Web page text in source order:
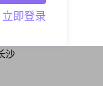
沙
即登录